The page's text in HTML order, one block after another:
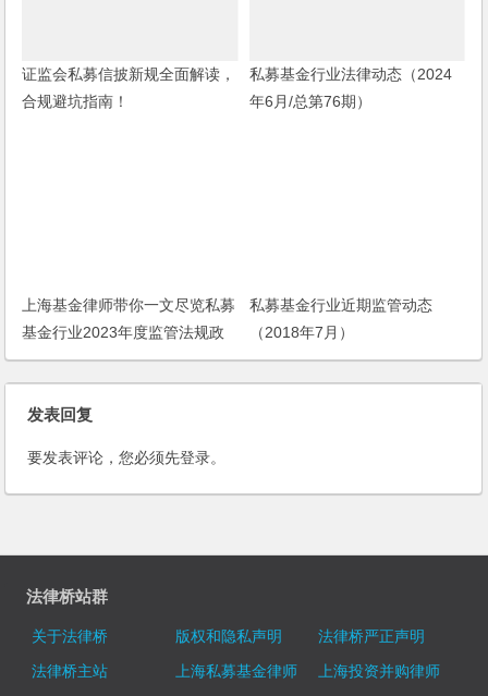
证监会私募信披新规全面解读，
合规避坑指南！
私募基金行业法律动态（2024
年6月/总第76期）
上海基金律师带你一文尽览私募
基金行业2023年度监管法规政
策
私募基金行业近期监管动态
（2018年7月）
发表回复
要发表评论，您必须先登录。
法律桥站群
关于法律桥 版权和隐私声明
法律桥严正声明
法律桥主站
上海私募基金律师
上海投资并购律师